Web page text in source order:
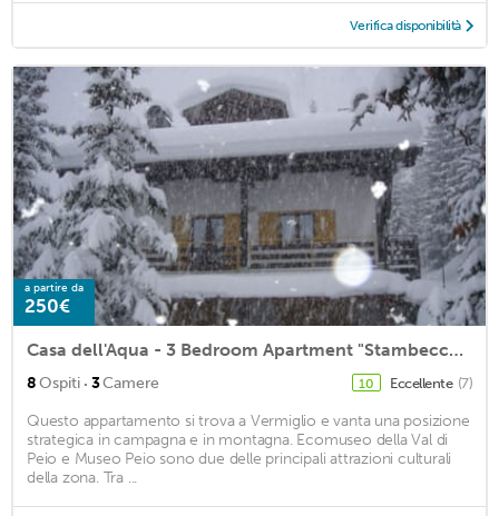
Verifica disponibilità
a partire da
250€
Casa dell'Aqua - 3 Bedroom Apartment "Stambecco" at Passo del Tonale
8Ospiti · 3Camere 10 Eccellente (7)
Questo appartamento si trova a Vermiglio e vanta una posizione
strategica in campagna e in montagna. Ecomuseo della Val di
Peio e Museo Peio sono due delle principali attrazioni culturali
della zona. Tra ...